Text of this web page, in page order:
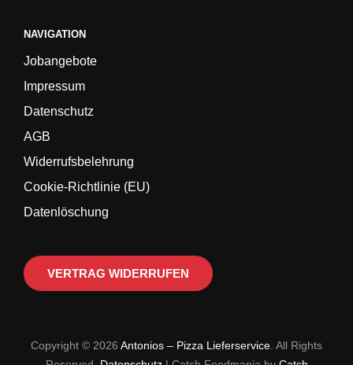
NAVIGATION
Jobangebote
Impressum
Datenschutz
AGB
Widerrufsbelehrung
Cookie-Richtlinie (EU)
Datenlöschung
VERTRAG WIDERRUFEN
Copyright © 2026 Antonios – Pizza Lieferservice . All Rights